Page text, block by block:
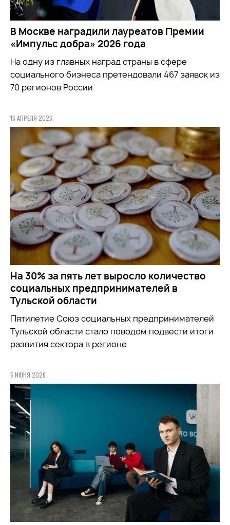
В Москве наградили лауреатов Премии
«Импульс добра» 2026 года
На одну из главных наград страны в сфере
социального бизнеса претендовали 467 заявок из
70 регионов России
16 АПРЕЛЯ 2026
На 30% за пять лет выросло количество
социальных предпринимателей в
Тульской области
Пятилетие Союз социальных предпринимателей
Тульской области стало поводом подвести итоги
развития сектора в регионе
5 ИЮНЯ 2026